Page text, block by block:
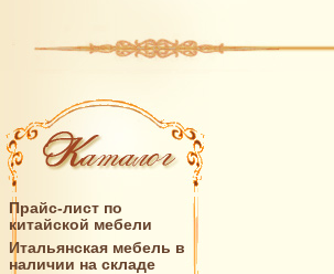
Прайс-лист по
китайской мебели
Итальянская мебель в
наличии на складе